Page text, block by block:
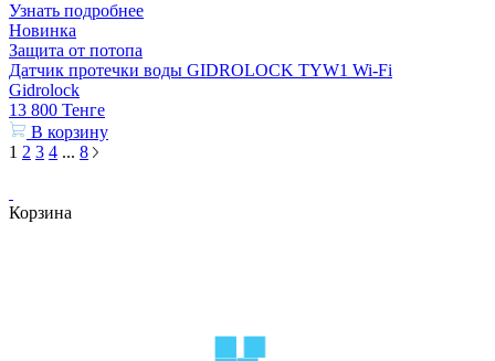
Узнать подробнее
Новинка
Защита от потопа
Датчик протечки воды GIDROLOCK TYW1 Wi-Fi
Gidrolock
13 800 Тенге
В корзину
1 2 3 4 ... 8
Корзина